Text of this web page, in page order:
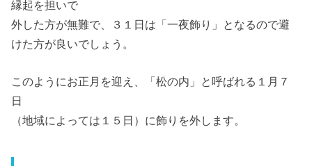
縁起を担いで
外した方が無難で、３１日は「一夜飾り」となるので避
けた方が良いでしょう。
このようにお正月を迎え、「松の内」と呼ばれる１月７
日
（地域によっては１５日）に飾りを外します。